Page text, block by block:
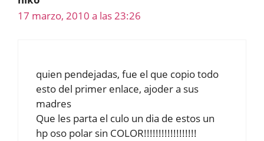
17 marzo, 2010 a las 23:26
quien pendejadas, fue el que copio todo
esto del primer enlace, ajoder a sus
madres
Que les parta el culo un dia de estos un
hp oso polar sin COLOR!!!!!!!!!!!!!!!!!!